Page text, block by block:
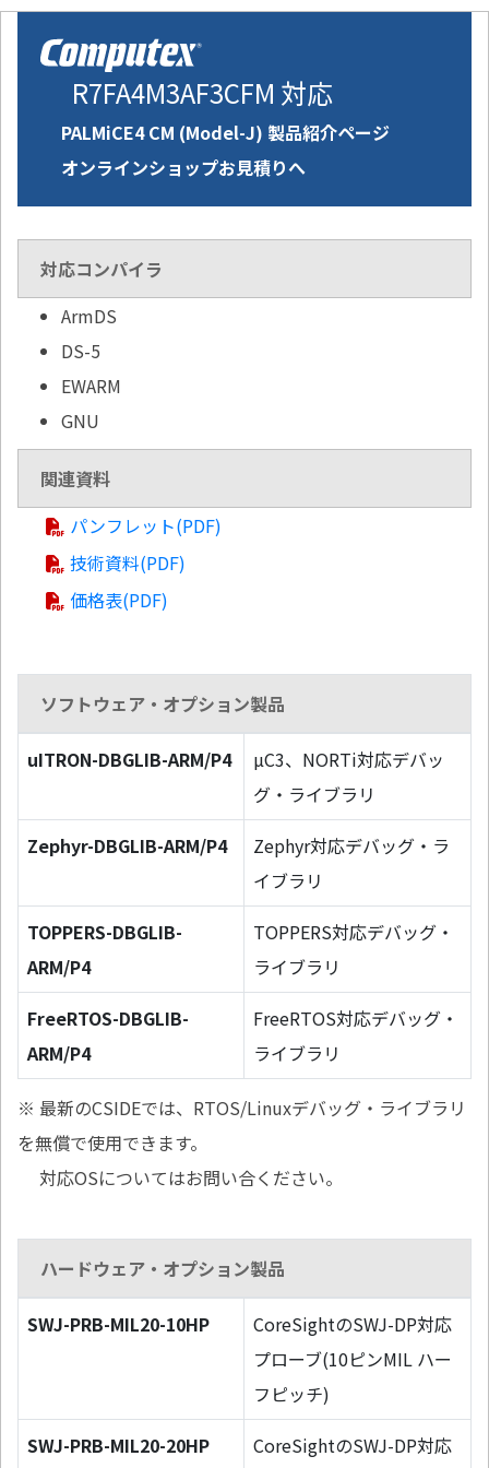
R7FA4M3AF3CFM 対応
PALMiCE4 CM (Model-J) 製品紹介ページ
オンラインショップお見積りへ
対応コンパイラ
ArmDS
DS-5
EWARM
GNU
関連資料
パンフレット(PDF)
技術資料(PDF)
価格表(PDF)
ソフトウェア・オプション製品
uITRON-DBGLIB-ARM/P4
µC3、NORTi対応デバッ
グ・ライブラリ
Zephyr-DBGLIB-ARM/P4
Zephyr対応デバッグ・ラ
イブラリ
TOPPERS-DBGLIB-
ARM/P4
TOPPERS対応デバッグ・
ライブラリ
FreeRTOS-DBGLIB-
ARM/P4
FreeRTOS対応デバッグ・
ライブラリ
※ 最新のCSIDEでは、RTOS/Linuxデバッグ・ライブラリ
を無償で使用できます。
対応OSについてはお問い合ください。
ハードウェア・オプション製品
SWJ-PRB-MIL20-10HP
CoreSightのSWJ-DP対応
プローブ(10ピンMIL ハー
フピッチ)
SWJ-PRB-MIL20-20HP
CoreSightのSWJ-DP対応